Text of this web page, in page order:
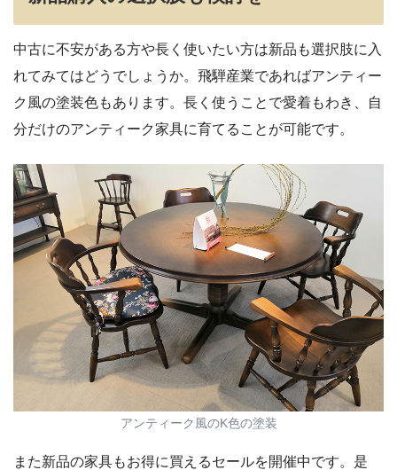
中古に不安がある方や長く使いたい方は新品も選択肢に入
れてみてはどうでしょうか。飛騨産業であればアンティー
ク風の塗装色もあります。長く使うことで愛着もわき、自
分だけのアンティーク家具に育てることが可能です。
アンティーク風のK色の塗装
また新品の家具もお得に買えるセールを開催中です。是